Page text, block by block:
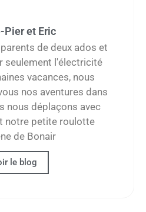
Pier et Eric
de deux ados et
seulement l'électricité
vacances, nous
nos aventures dans
nous déplaçons avec
notre petite roulotte
de Bonair
le blog